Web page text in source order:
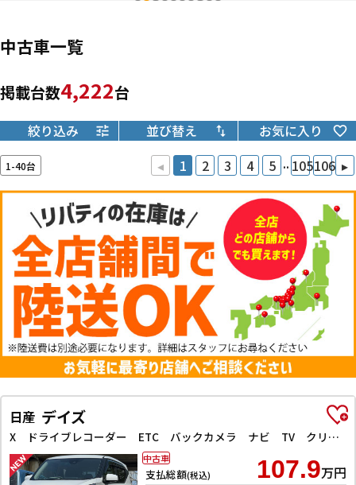
中古車一覧
掲載台数4,222台
絞り込み 並び替え お気に入り
1-40台 ◂ 1 2 3 4 5 .. 105106 ▸
日産 デイズ
X ドライブレコーダー ETC バックカメラ ナビ TV クリアランスソナー 衝突被害軽減システム オートライト スマートキー アイドリングストップ 電動格納ミラー ベンチシート CVT 盗難防止システム
支払総額(税込) 107.9万円
中古車